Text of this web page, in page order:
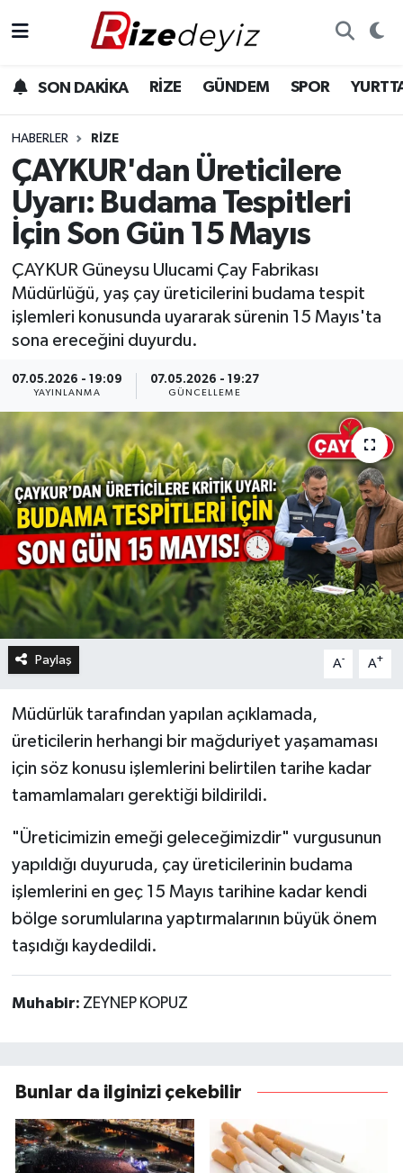
SON DAKİKA RİZE GÜNDEM SPOR
HABERLER RIZE
ÇAYKUR'dan Üreticilere
Uyarı: Budama Tespitleri
İçin Son Gün 15 Mayıs
ÇAYKUR Güneysu Ulucami Çay Fabrikası
Müdürlüğü, yaş çay üreticilerini budama tespit
işlemleri konusunda uyararak sürenin 15 Mayıs'ta
sona ereceğini duyurdu.
07.05.2026 - 19:09
YAYINLANMA
07.05.2026 - 19:27
GÜNCELLEME
Paylaş A- A+
Müdürlük tarafından yapılan açıklamada,
üreticilerin herhangi bir mağduriyet yaşamaması
için söz konusu işlemlerini belirtilen tarihe kadar
tamamlamaları gerektiği bildirildi.
"Üreticimizin emeği geleceğimizdir" vurgusunun
yapıldığı duyuruda, çay üreticilerinin budama
işlemlerini en geç 15 Mayıs tarihine kadar kendi
bölge sorumlularına yaptırmalarının büyük önem
taşıdığı kaydedildi.
Muhabir: ZEYNEP KOPUZ
Bunlar da ilginizi çekebilir
Gündem
Yurttan Haberler
Ekonomi
Sağlık
Rize Hava Durumu
Rize Trafik Yoğunluk Haritası
Süper Lig Puan Durumu ve Fikstür
Son Dakika Haberleri
Haber Arşivi